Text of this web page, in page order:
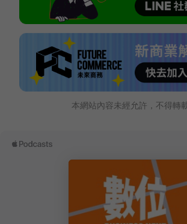
本網站內容未經允許，不得轉載